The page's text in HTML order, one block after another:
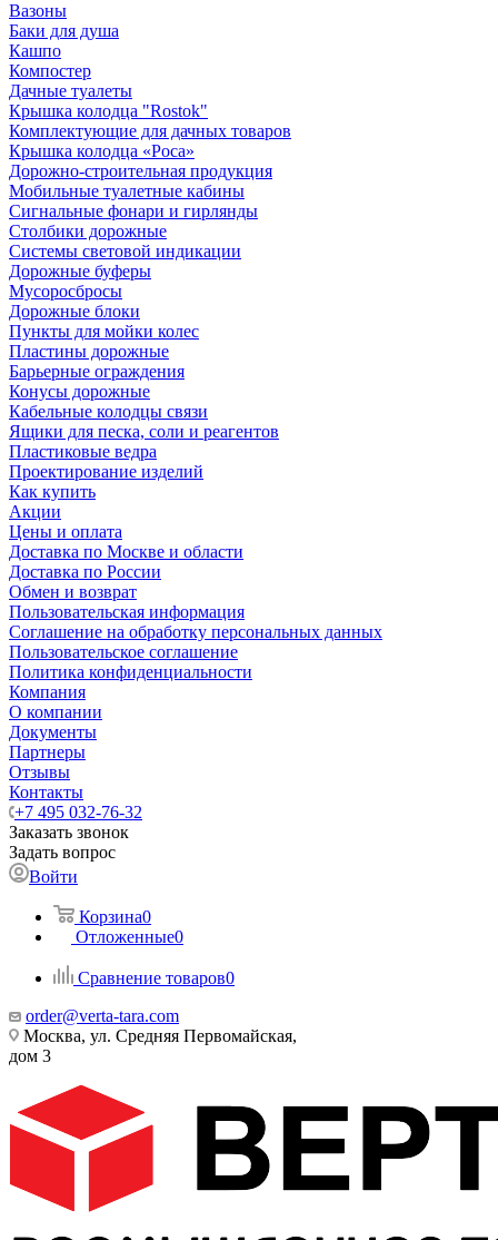
Вазоны
Баки для душа
Кашпо
Компостер
Дачные туалеты
Крышка колодца "Rostok"
Комплектующие для дачных товаров
Крышка колодца «Роса»
Дорожно-строительная продукция
Мобильные туалетные кабины
Сигнальные фонари и гирлянды
Столбики дорожные
Системы световой индикации
Дорожные буферы
Мусоросбросы
Дорожные блоки
Пункты для мойки колес
Пластины дорожные
Барьерные ограждения
Конусы дорожные
Кабельные колодцы связи
Ящики для песка, соли и реагентов
Пластиковые ведра
Проектирование изделий
Как купить
Акции
Цены и оплата
Доставка по Москве и области
Доставка по России
Обмен и возврат
Пользовательская информация
Соглашение на обработку персональных данных
Пользовательское соглашение
Политика конфиденциальности
Компания
О компании
Документы
Партнеры
Отзывы
Контакты
+7 495 032-76-32
Заказать звонок
Задать вопрос
Войти
Корзина0
Отложенные0
Сравнение товаров0
order@verta-tara.com
Москва, ул. Средняя Первомайская,
дом 3